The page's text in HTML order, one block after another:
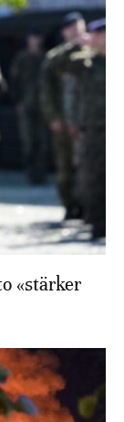
«stärker